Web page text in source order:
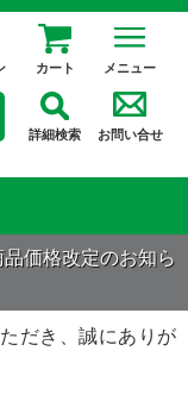
カート メニュー
詳細検索 お問い合せ
価格改定のお知ら
だき、誠にありが